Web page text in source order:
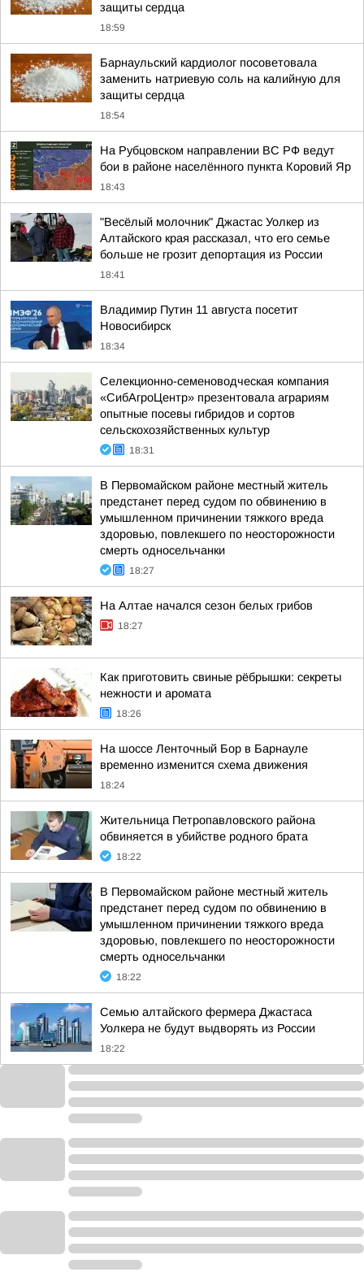
защиты сердца
18:59
Барнаульский кардиолог посоветовала
заменить натриевую соль на калийную для
защиты сердца
18:54
На Рубцовском направлении ВС РФ ведут
бои в районе населённого пункта Коровий Яр
18:43
"Весёлый молочник" Джастас Уолкер из
Алтайского края рассказал, что его семье
больше не грозит депортация из России
18:41
Владимир Путин 11 августа посетит
Новосибирск
18:34
Cелекционно-семеноводческая компания
«СибАгроЦентр» презентовала аграриям
опытные посевы гибридов и сортов
сельскохозяйственных культур
18:31
В Первомайском районе местный житель
предстанет перед судом по обвинению в
умышленном причинении тяжкого вреда
здоровью, повлекшего по неосторожности
смерть односельчанки
18:27
На Алтае начался сезон белых грибов
18:27
Как приготовить свиные рёбрышки: секреты
нежности и аромата
18:26
На шоссе Ленточный Бор в Барнауле
временно изменится схема движения
18:24
Жительница Петропавловского района
обвиняется в убийстве родного брата
18:22
В Первомайском районе местный житель
предстанет перед судом по обвинению в
умышленном причинении тяжкого вреда
здоровью, повлекшего по неосторожности
смерть односельчанки
18:22
Семью алтайского фермера Джастаса
Уолкера не будут выдворять из России
18:22